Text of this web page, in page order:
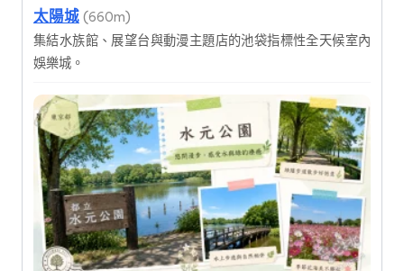
太陽城 (660m)
集結水族館、展望台與動漫主題店的池袋指標性全天候室內
娛樂城。